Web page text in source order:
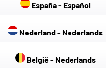
Auto Afdekzeilen
España - Español
Nederland - Nederlands
België - Nederlands